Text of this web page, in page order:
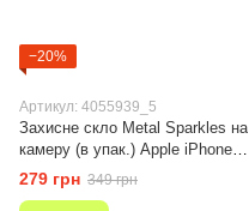
−20%
Артикул: 4055939_5
Захисне скло Metal Sparkles на
камеру (в упак.) Apple iPhone
11 Pro Max Червоний / Red
279 грн 349 грн